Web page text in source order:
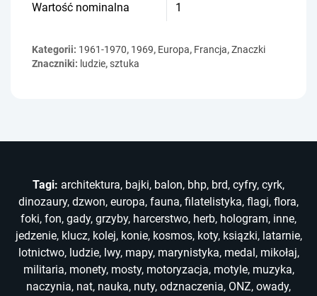
Wartość nominalna 1
Kategorii: 1961-1970, 1969, Europa, Francja,Znaczki
Znaczniki: ludzie,sztuka
Tagi: architektura, bajki, balon, bhp, brd, cyfry, cyrk,
dinozaury, dzwon, europa, fauna, filatelistyka, flagi, flora,
foki, fon, gady, grzyby, harcerstwo, herb, hologram, inne,
jedzenie, klucz, kolej, konie, kosmos, koty, ksiązki, latarnie,
lotnictwo, ludzie, lwy, mapy, marynistyka, medal , mikołaj,
militaria, monety, mosty, motoryzacja, motyle, muzyka,
naczynia, nat, nauka, nuty, odznaczenia, ONZ, owady,